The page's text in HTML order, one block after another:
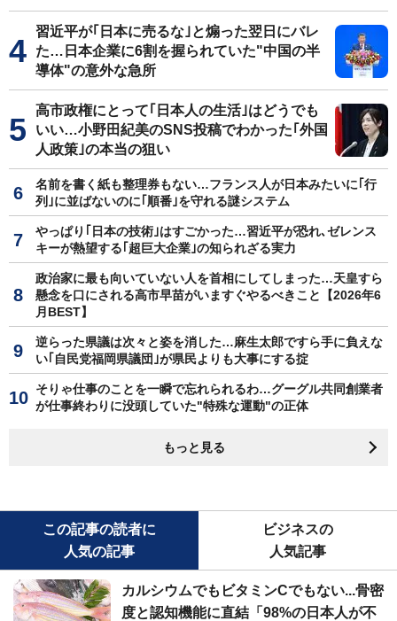
習近平が｢日本に売るな｣と煽った翌日にバレ
た…日本企業に6割を握られていた"中国の半
導体"の意外な急所
高市政権にとって｢日本人の生活｣はどうでも
いい…小野田紀美のSNS投稿でわかった｢外国
人政策｣の本当の狙い
名前を書く紙も整理券もない…フランス人が日本みたいに｢行
列｣に並ばないのに｢順番｣を守れる謎システム
やっぱり｢日本の技術｣はすごかった…習近平が恐れ､ゼレンス
キーが熱望する｢超巨大企業｣の知られざる実力
政治家に最も向いていない人を首相にしてしまった…天皇すら
懸念を口にされる高市早苗がいますぐやるべきこと【2026年6
月BEST】
逆らった県議は次々と姿を消した…麻生太郎ですら手に負えな
い｢自民党福岡県議団｣が県民よりも大事にする掟
そりゃ仕事のことを一瞬で忘れられるわ…グーグル共同創業者
が仕事終わりに没頭していた"特殊な運動"の正体
もっと見る
この記事の読者に
人気の記事
ビジネスの
人気記事
カルシウムでもビタミンCでもない...骨密
度と認知機能に直結「98%の日本人が不